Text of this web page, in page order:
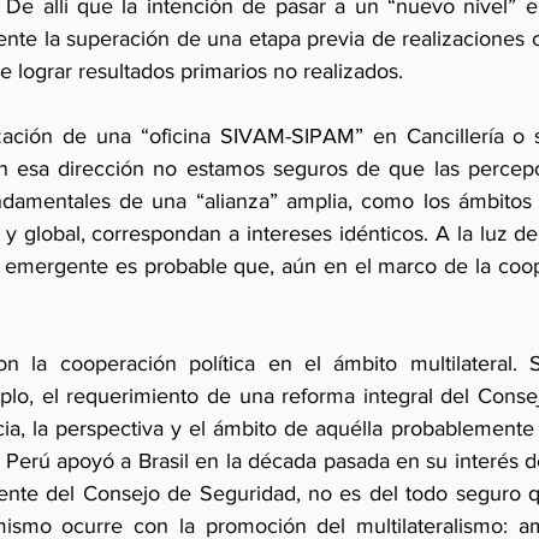
De allí que la intención de pasar a un “nuevo nivel”
la superación de una etapa previa de realizaciones
lograr resultados primarios no realizados.
de una “oficina SIVAM-SIPAM” en Cancillería o
esa dirección no estamos seguros de que las
de una “alianza” amplia, como los
global, correspondan a intereses idénticos. A la luz
es probable que, aún en el marco de la
la cooperación política en el ámbito multilateral.
el requerimiento de una reforma integral del
la perspectiva y el ámbito de aquélla
apoyó a Brasil en la década pasada en su interés
del Consejo de Seguridad, no es del todo seguro
ocurre con la promoción del multilateralismo: